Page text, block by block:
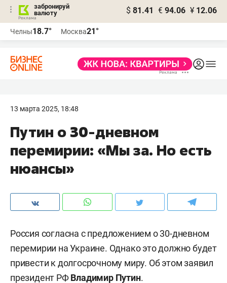
забронируй
валюту
$ 81.41 € 94.06 ¥ 12.06
Челны18.7° Москва21°
13 марта 2025, 18:48
Путин о 30-дневном
перемирии: «Мы за. Но есть
нюансы»
Россия согласна с предложением о 30-дневном
перемирии на Украине. Однако это должно будет
привести к долгосрочному миру. Об этом заявил
президент РФВладимир Путин.